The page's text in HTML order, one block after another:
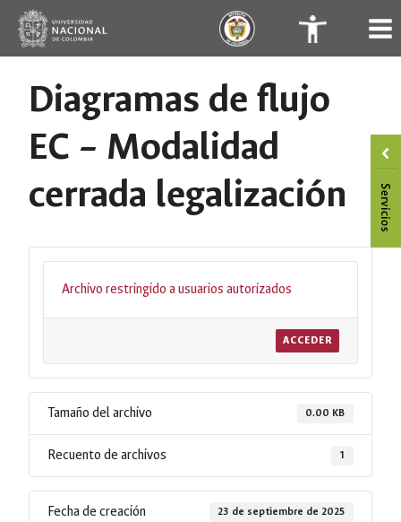
Saltar
contenido
. .
Diagramas de flujo
EC – Modalidad
cerrada legalización
Archivo restringido a usuarios autorizados
ACCEDER
Tamaño del archivo 0.00 KB
Recuento de archivos 1
Fecha de creación 23 de septiembre de 2025